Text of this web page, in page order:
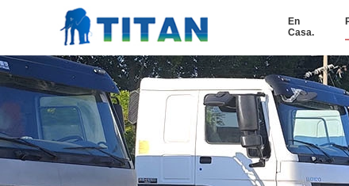
En
Casa.